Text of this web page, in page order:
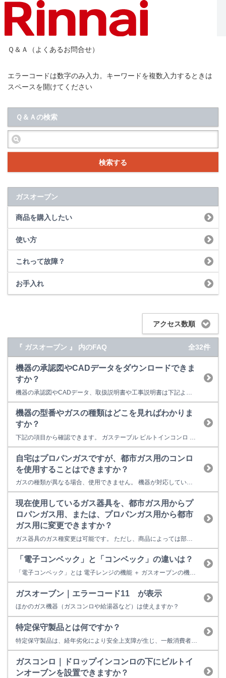
Ｑ＆Ａ（よくあるお問合せ）
エラーコードは数字のみ入力。キーワードを複数入力するときは
スペースを開けてください
Ｑ＆Ａの検索
検索する
ガスオーブン
商品を購入したい
使い方
これって故障？
お手入れ
アクセス数順
『 ガスオーブン 』 内のFAQ 全32件
機器の承認図やCADデータをダウンロードできま
すか？
機器の型番やガスの種類はどこを見ればわかりま
すか？
下記の項目から確認できます。 ガステーブル ビルトインコンロ 卓上型ガスオーブン ビルトインガスオーブン ガス炊飯器 ガス瞬間湯沸器 食器洗い乾燥機 レンジフード ガスファンヒーター ガス衣類乾燥機 給湯器 ガスふろがま 業務用炊飯器 業務用ガス赤外線グリラー ガステーブル 本体型番は、本体正面のリンナイロゴ(Rinnai)の下、もしくはロ...
自宅はプロパンガスですが、都市ガス用のコンロ
を使用することはできますか？
ガスの種類が異なる場合、使用できません。 機器が対応しているガス種と、ガス会社から供給されいるガス種が異なると、 不完全燃焼により一酸化炭素中毒になったり、爆発着火でやけどをしたり、機器が故障する場合がありますので、絶対に使用しないでください。 ガス機器には、プロパンガス（LPG)用と、都市ガス用(12A・13A用)があり、ガスの種類に合わせて、製造しています。 ガス機器をご購入...
現在使用しているガス器具を、都市ガス用からプ
ロパンガス用、または、プロパンガス用から都市
ガス用に変更できますか？
「電子コンベック」と「コンベック」の違いは？
「電子コンベック」とは 電子レンジの機能 ＋ ガスオーブンの機能を１台に集約した器具です。 電子レンジの単独運転、ガスオーブンの単独運転はもちろん、この2つの機能を同時に運転させることもできます。 ガスオーブンの力で表面をこんがりと焼き上げ、電子レンジの力で食材を中から加熱しますので、厚みのある食材（グラタン、ローストビーフ、ローストチキンなど）の調理に向いています。 「コンベッ...
ガスオーブン｜エラーコード11 が表示
ほかのガス機器（ガスコンロや給湯器など）は使えますか？
特定保守製品とは何ですか？
ガスコンロ｜ドロップインコンロの下にビルトイ
ンオーブンを設置できますか？